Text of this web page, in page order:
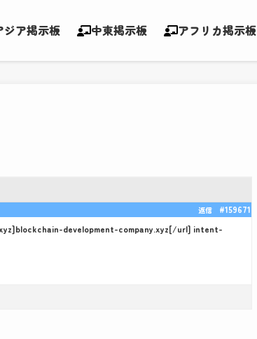
ジア掲示板 中東掲示板 アフリカ掲示板
#159671
返信
development-company.xyz[/url] intent-